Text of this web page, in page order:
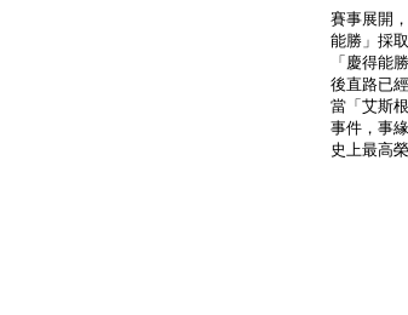
賽事展開
能勝」採
「慶得能
後直路已
當「艾斯
事件，事
史上最高